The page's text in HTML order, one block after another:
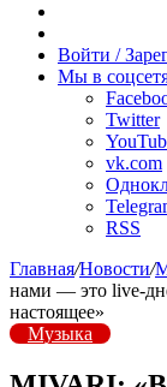
радио
Войти /
Мы в
Twitter
vk.com
RSS
Главная/Новости/
нами — это live-
настоящее»
Музыка